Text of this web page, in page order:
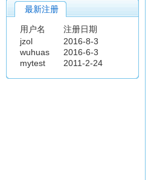
最新注册
用户名
注册日期
jzol
2016-8-3
wuhuas
2016-6-3
mytest
2011-2-24